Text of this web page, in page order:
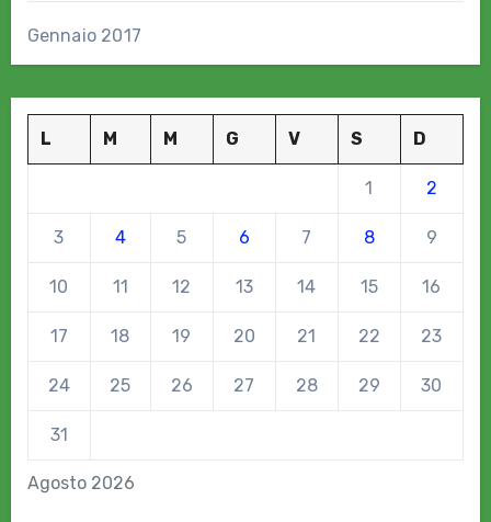
Gennaio 2017
Agosto 2026
L M M G V S D
1 2
3 4 5 6 7 8 9
10 11 12 13 14 15 16
17 18 19 20 21 22 23
24 25 26 27 28 29 30
31